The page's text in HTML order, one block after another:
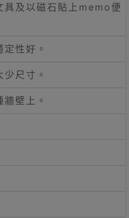
具及以磁石貼上memo便
性好。
尺寸。
壁上。